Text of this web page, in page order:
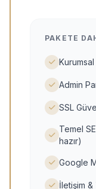
PAKETE
Admin
SSL
Temel
hazır)
Google
İletişim